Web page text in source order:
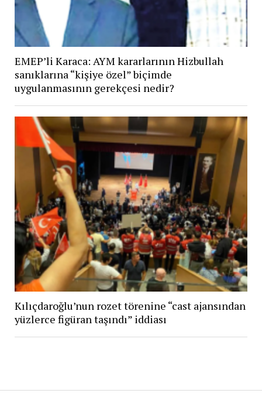
EMEP’li Karaca: AYM kararlarının Hizbullah
sanıklarına “kişiye özel” biçimde
uygulanmasının gerekçesi nedir?
Kılıçdaroğlu’nun rozet törenine “cast ajansından
yüzlerce figüran taşındı” iddiası